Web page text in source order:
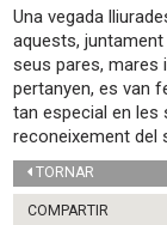
Una vegada
aquests, juntament
seus pares, mares
pertanyen, es van
tan especial en les
reconeixement del
TORNAR
COMPARTIR